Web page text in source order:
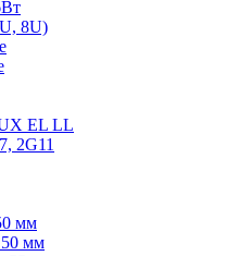
8U)
EL LL
2G11
мм
50 мм